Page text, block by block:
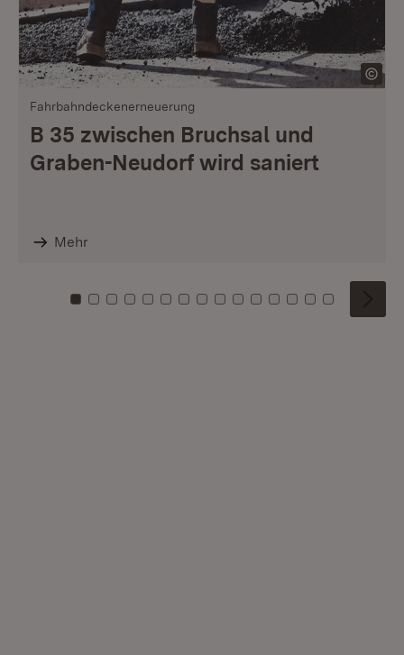
Fahrbahndeckenerneuerung
B 35 zwischen Bruchsal und
Graben-Neudorf wird saniert
Mehr
Zu Kachel: 0
Zu Kachel: 1
Zu Kachel: 2
Zu Kachel: 3
Zu Kachel: 4
Zu Kachel: 5
Zu Kachel: 6
Zu Kachel: 7
Zu Kachel: 8
Zu Kachel: 9
Zu Kachel: 10
Zu Kachel: 11
Zu Kachel: 12
Zu Kachel:
Zu